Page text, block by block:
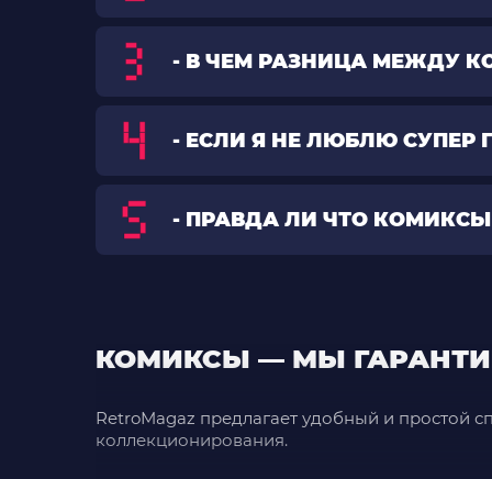
- В ЧЕМ РАЗНИЦА МЕЖДУ
- ЕСЛИ Я НЕ ЛЮБЛЮ СУПЕР
- ПРАВДА ЛИ ЧТО
КОМИКСЫ — МЫ
RetroMagaz предлагает удобный и простой
коллекционирования.